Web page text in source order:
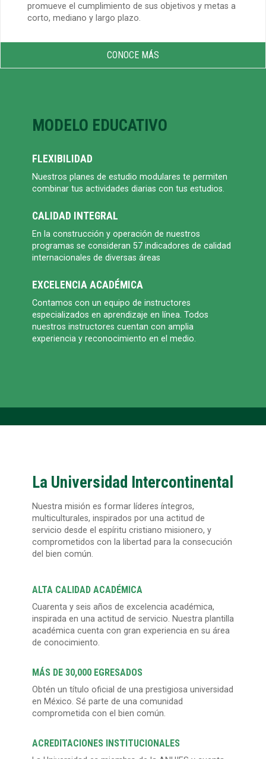
promueve el cumplimiento de sus objetivos y metas a
corto, mediano y largo plazo.
CONOCE MÁS
MODELO EDUCATIVO
FLEXIBILIDAD
Nuestros planes de estudio modulares te permiten
combinar tus actividades diarias con tus estudios.
CALIDAD INTEGRAL
En la construcción y operación de nuestros
programas se consideran 57 indicadores de calidad
internacionales de diversas áreas
EXCELENCIA ACADÉMICA
Contamos con un equipo de instructores
especializados en aprendizaje en línea. Todos
nuestros instructores cuentan con amplia
experiencia y reconocimiento en el medio.
La Universidad Intercontinental
Nuestra misión es formar líderes íntegros,
multiculturales, inspirados por una actitud de
servicio desde el espíritu cristiano misionero, y
comprometidos con la libertad para la consecución
del bien común.
ALTA CALIDAD ACADÉMICA
Cuarenta y seis años de excelencia académica,
inspirada en una actitud de servicio. Nuestra plantilla
académica cuenta con gran experiencia en su área
de conocimiento.
MÁS DE 30,000 EGRESADOS
Obtén un título oficial de una prestigiosa universidad
en México. Sé parte de una comunidad
comprometida con el bien común.
ACREDITACIONES INSTITUCIONALES